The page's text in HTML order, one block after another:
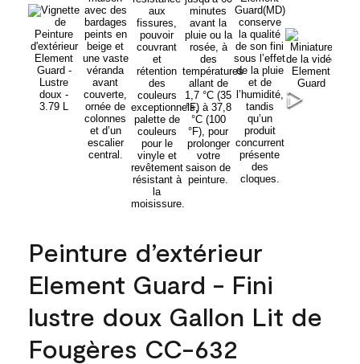
Peinture d’extérieur
Element Guard - Fini
lustre doux Gallon Lit de
Fougères CC-632